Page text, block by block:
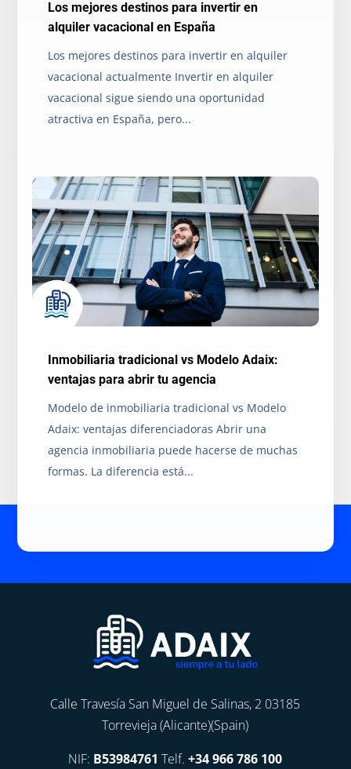
Los mejores destinos para invertir en
alquiler vacacional en España
Los mejores destinos para invertir en alquiler
vacacional actualmente Invertir en alquiler
vacacional sigue siendo una oportunidad
atractiva en España, pero...
Inmobiliaria tradicional vs Modelo Adaix:
ventajas para abrir tu agencia
Modelo de inmobiliaria tradicional vs Modelo
Adaix: ventajas diferenciadoras Abrir una
agencia inmobiliaria puede hacerse de muchas
formas. La diferencia está...
Calle Travesía San Miguel de Salinas, 2 03185
Torrevieja (Alicante)(Spain)
NIF: B53984761 Telf.+34 966 786 100